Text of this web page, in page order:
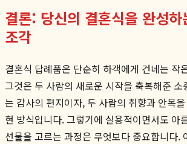
결론: 당신의 결혼식을 완성
조각
결혼식 답례품은 단순히 하객에게 건네는 작
그것은 두 사람의 새로운 시작을 축복해준
는 감사의 편지이자, 두 사람의 취향과 안목
현 방식입니다. 그렇기에 실용적이면서도 아
선물을 고르는 과정은 무엇보다 중요합니다.